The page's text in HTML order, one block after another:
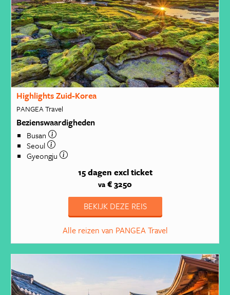
Highlights Zuid-Korea
PANGEA Travel
Bezienswaardigheden
Busan
Seoul
Gyeongju
15 dagen excl ticket
va € 3250
BEKIJK DEZE REIS
Alle reizen van PANGEA Travel